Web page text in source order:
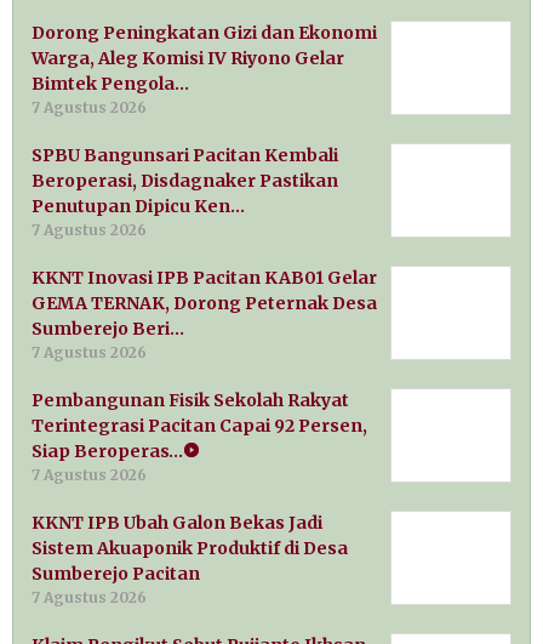
Dorong Peningkatan Gizi dan Ekonomi
Warga, Aleg Komisi IV Riyono Gelar
Bimtek Pengola…
7 Agustus 2026
SPBU Bangunsari Pacitan Kembali
Beroperasi, Disdagnaker Pastikan
Penutupan Dipicu Ken…
7 Agustus 2026
KKNT Inovasi IPB Pacitan KAB01 Gelar
GEMA TERNAK, Dorong Peternak Desa
Sumberejo Beri…
7 Agustus 2026
Pembangunan Fisik Sekolah Rakyat
Terintegrasi Pacitan Capai 92 Persen,
Siap Beroperas…
7 Agustus 2026
KKNT IPB Ubah Galon Bekas Jadi
Sistem Akuaponik Produktif di Desa
Sumberejo Pacitan
7 Agustus 2026